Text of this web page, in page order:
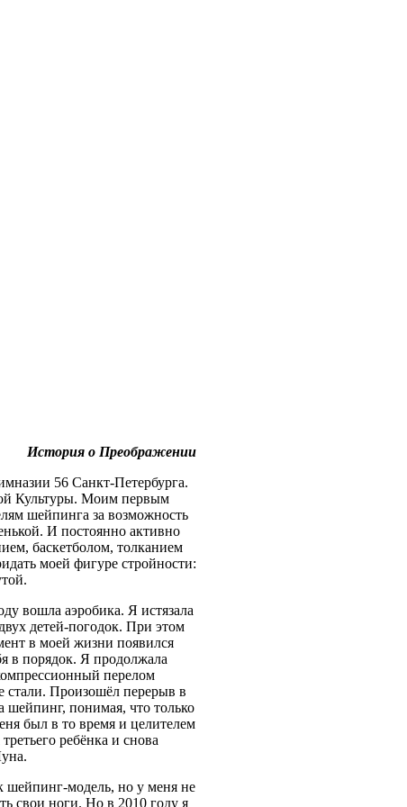
История о Преображении
56 Санкт-Петербурга.
Культуры. Моим первым
шейпинга за возможность
И постоянно активно
баскетболом, толканием
моей фигуре стройности:
вошла аэробика. Я истязала
детей-погодок. При этом
в моей жизни появился
в порядок. Я продолжала
перелом
стали. Произошёл перерыв в
шейпинг, понимая, что только
был в то время и целителем
ребёнка и снова
шейпинг-модель, но у меня не
свои ноги. Но в 2010 году я